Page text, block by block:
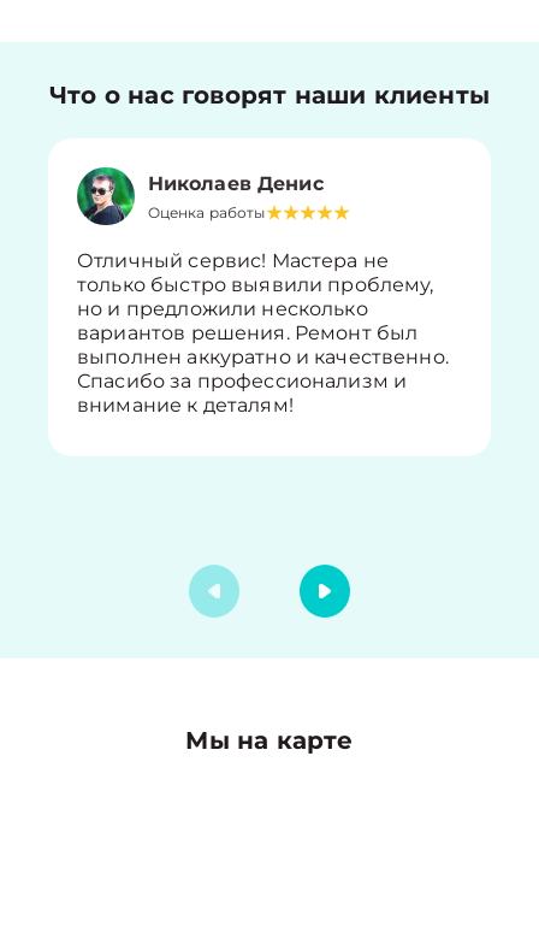
Что о нас говорят наши клиенты
Николаев Денис
Оценка работы
Отличный сервис! Мастера не
только быстро выявили проблему,
но и предложили несколько
вариантов решения. Ремонт был
выполнен аккуратно и качественно.
Спасибо за профессионализм и
внимание к деталям!
Мы на карте